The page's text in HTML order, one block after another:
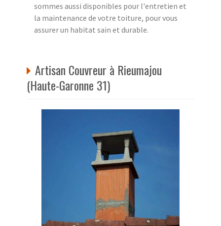
sommes aussi disponibles pour l'entretien et
la maintenance de votre toiture, pour vous
assurer un habitat sain et durable.
Artisan Couvreur à Rieumajou
(Haute-Garonne 31)